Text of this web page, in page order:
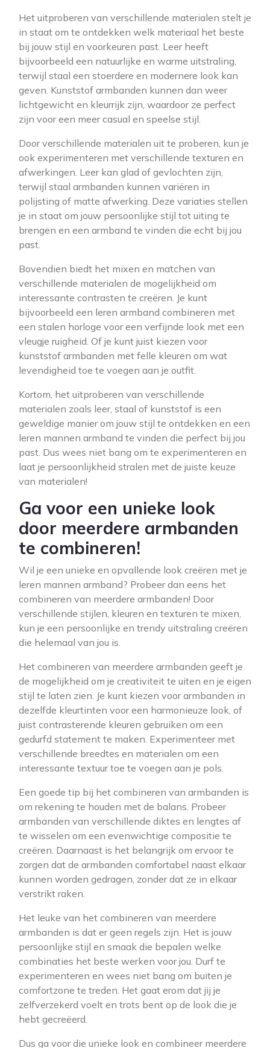
Het uitproberen van verschillende materialen stelt je
in staat om te ontdekken welk materiaal het beste
bij jouw stijl en voorkeuren past. Leer heeft
bijvoorbeeld een natuurlijke en warme uitstraling,
terwijl staal een stoerdere en modernere look kan
geven. Kunststof armbanden kunnen dan weer
lichtgewicht en kleurrijk zijn, waardoor ze perfect
zijn voor een meer casual en speelse stijl.
Door verschillende materialen uit te proberen, kun je
ook experimenteren met verschillende texturen en
afwerkingen. Leer kan glad of gevlochten zijn,
terwijl staal armbanden kunnen variëren in
polijsting of matte afwerking. Deze variaties stellen
je in staat om jouw persoonlijke stijl tot uiting te
brengen en een armband te vinden die echt bij jou
past.
Bovendien biedt het mixen en matchen van
verschillende materialen de mogelijkheid om
interessante contrasten te creëren. Je kunt
bijvoorbeeld een leren armband combineren met
een stalen horloge voor een verfijnde look met een
vleugje ruigheid. Of je kunt juist kiezen voor
kunststof armbanden met felle kleuren om wat
levendigheid toe te voegen aan je outfit.
Kortom, het uitproberen van verschillende
materialen zoals leer, staal of kunststof is een
geweldige manier om jouw stijl te ontdekken en een
leren mannen armband te vinden die perfect bij jou
past. Dus wees niet bang om te experimenteren en
laat je persoonlijkheid stralen met de juiste keuze
van materialen!
Ga voor een unieke look
door meerdere armbanden
te combineren!
Wil je een unieke en opvallende look creëren met je
leren mannen armband? Probeer dan eens het
combineren van meerdere armbanden! Door
verschillende stijlen, kleuren en texturen te mixen,
kun je een persoonlijke en trendy uitstraling creëren
die helemaal van jou is.
Het combineren van meerdere armbanden geeft je
de mogelijkheid om je creativiteit te uiten en je eigen
stijl te laten zien. Je kunt kiezen voor armbanden in
dezelfde kleurtinten voor een harmonieuze look, of
juist contrasterende kleuren gebruiken om een
gedurfd statement te maken. Experimenteer met
verschillende breedtes en materialen om een
interessante textuur toe te voegen aan je pols.
Een goede tip bij het combineren van armbanden is
om rekening te houden met de balans. Probeer
armbanden van verschillende diktes en lengtes af
te wisselen om een evenwichtige compositie te
creëren. Daarnaast is het belangrijk om ervoor te
zorgen dat de armbanden comfortabel naast elkaar
kunnen worden gedragen, zonder dat ze in elkaar
verstrikt raken.
Het leuke van het combineren van meerdere
armbanden is dat er geen regels zijn. Het is jouw
persoonlijke stijl en smaak die bepalen welke
combinaties het beste werken voor jou. Durf te
experimenteren en wees niet bang om buiten je
comfortzone te treden. Het gaat erom dat jij je
zelfverzekerd voelt en trots bent op de look die je
hebt gecreëerd.
Dus ga voor die unieke look en combineer meerdere